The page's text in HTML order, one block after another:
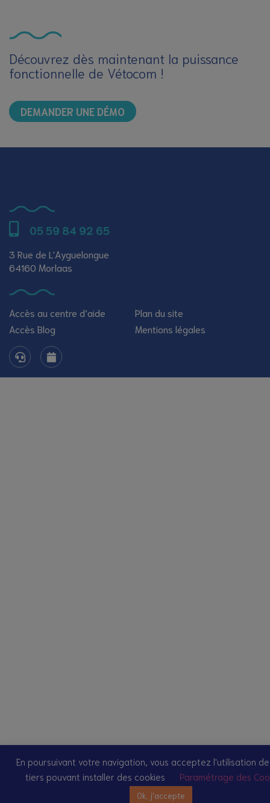
Découvrez dès maintenant la puissance
fonctionnelle de Vétocom !
DEMANDER UNE DÉMO
05 59 84 92 65
3 Rue de L'Ayguelongue
64160 Morlaas
Accès au centre d’aide
Plan du site
Accès Blog
Mentions légales
En poursuivant votre navigation, vous acceptez l'utilisation
tiers pouvant installer des cookies
Paramétrage des
Ok, j'accepte